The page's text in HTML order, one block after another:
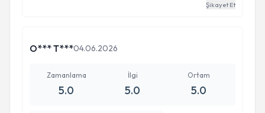
tanıştım. İlk muayenede durumumu büyük bir
füzyon ameliyatı olmam gerektiğini tüm
detaylarıyla, anlaşılır ve güven veren bir şekilde
Şikayet Et
O*** T***04.06.2026
Zamanlama
5.0
İlgi
5.0
Ortam
5.0